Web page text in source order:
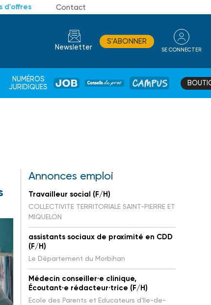
d'offres Contact
Newsletter
S'ABONNER
SE CONNECTER
NUMÉROS
JURIDIQUES
JOB
DE
CAMPUS
Annonces emploi
Travailleur social (F/H)
COLLECTIVITE TERRITORIALE SAINT-PIERRE ET
MIQUELON
assistants sociaux de proximité en CDD
(F/H)
Le Département du Morbihan
Médecin conseiller·e clinique,
Écoutant·e rédacteur·trice (F/H)
Ecole des Parents et Educateurs d'Ile-de-